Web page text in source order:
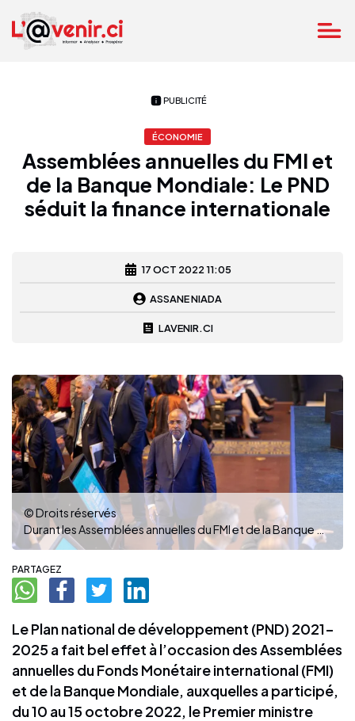
PUBLICITÉ
ÉCONOMIE
Assemblées annuelles du FMI et
de la Banque Mondiale: Le PND
séduit la finance internationale
17 OCT 2022 11:05
ASSANE NIADA
LAVENIR.CI
© Droits réservés
Durant les Assemblées annuelles du FMI et de la Banque mondiale, le Premier ministre a convaincu les partenaires au développement sur la pertinence de la politique économique du président Ouattara. (Photo : DR)
PARTAGEZ
Le Plan national de développement (PND) 2021-
2025 a fait bel effet à l’occasion des Assemblées
annuelles du Fonds Monétaire international (FMI)
et de la Banque Mondiale, auxquelles a participé,
du 10 au 15 octobre 2022, le Premier ministre